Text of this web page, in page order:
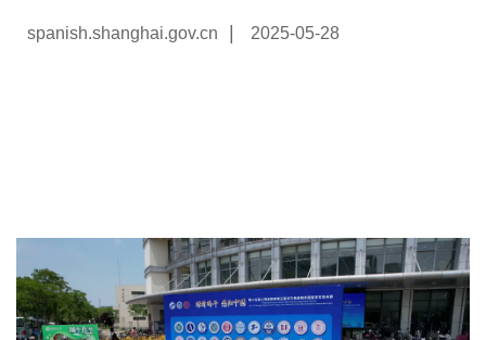
spanish.shanghai.gov.cn 2025-05-28